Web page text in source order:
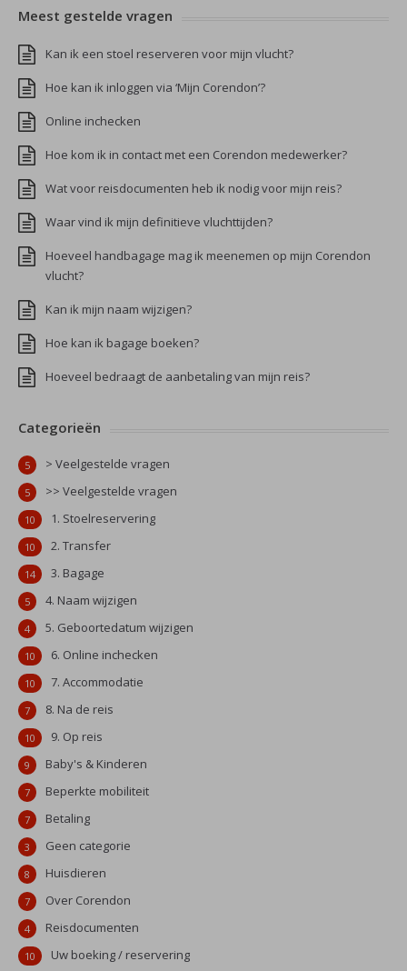
Meest gestelde vragen
Kan ik een stoel reserveren voor mijn vlucht?
Hoe kan ik inloggen via ‘Mijn Corendon’?
Online inchecken
Hoe kom ik in contact met een Corendon medewerker?
Wat voor reisdocumenten heb ik nodig voor mijn reis?
Waar vind ik mijn definitieve vluchttijden?
Hoeveel handbagage mag ik meenemen op mijn Corendon
vlucht?
Kan ik mijn naam wijzigen?
Hoe kan ik bagage boeken?
Hoeveel bedraagt de aanbetaling van mijn reis?
Categorieën
> Veelgestelde vragen
5
>> Veelgestelde vragen
5
1. Stoelreservering
10
2. Transfer
10
3. Bagage
14
4. Naam wijzigen
5
5. Geboortedatum wijzigen
4
6. Online inchecken
10
7. Accommodatie
10
8. Na de reis
7
9. Op reis
10
Baby's & Kinderen
9
Beperkte mobiliteit
7
Betaling
7
Geen categorie
3
Huisdieren
8
Over Corendon
7
Reisdocumenten
4
Uw boeking / reservering
10